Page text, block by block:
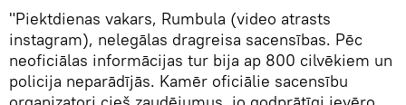
"Piektdienas vakars, Rumbula (video atrasts
instagram), nelegālas dragreisa sacensības. Pēc
neoficiālas informācijas tur bija ap 800 cilvēkiem un
policija neparādījās. Kamēr oficiālie sacensību